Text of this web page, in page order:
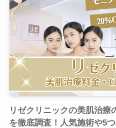
リゼクリニックの美肌治療
を徹底調査！人気施術や5